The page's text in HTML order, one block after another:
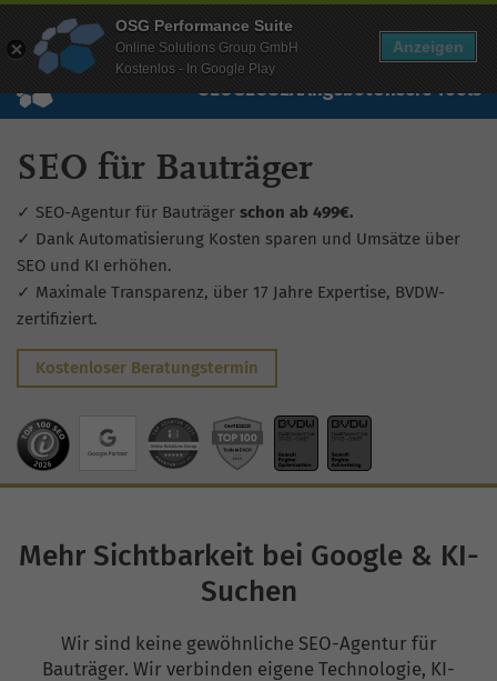
Wissen Free Checks Über uns Free Account
SEOGEOSEAAngebotUnsere Tools
SEO für Bauträger
✓ SEO-Agentur für Bauträger schon ab 499€.
✓ Dank Automatisierung Kosten sparen und Umsätze über
SEO und KI erhöhen.
✓ Maximale Transparenz, über 17 Jahre Expertise, BVDW-
zertifiziert.
Kostenloser Beratungstermin
Mehr Sichtbarkeit bei Google & KI-
Suchen
Wir sind keine gewöhnliche SEO-Agentur für
Bauträger. Wir verbinden eigene Technologie, KI-
OSG Performance Suite
Online Solutions Group GmbH
Kostenlos - In Google Play
Anzeigen